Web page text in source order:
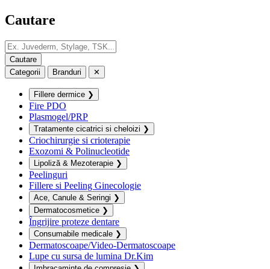
Cautare
Categorii Branduri ✕
Fillere dermice ❯
Fire PDO
Plasmogel/PRP
Tratamente cicatrici si cheloizi ❯
Criochirurgie si crioterapie
Exozomi & Polinucleotide
Lipoliză & Mezoterapie ❯
Peelinguri
Fillere si Peeling Ginecologie
Ace, Canule & Seringi ❯
Dermatocosmetice ❯
Îngrijire proteze dentare
Consumabile medicale ❯
Dermatoscoape/Video-Dermatoscoape
Lupe cu sursa de lumina Dr.Kim